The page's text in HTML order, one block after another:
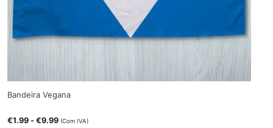
Bandeira Vegana
€1.99 -€9.99 (Com IVA)